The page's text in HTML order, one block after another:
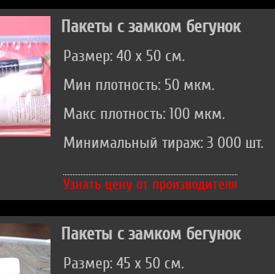
Пакеты с замком бегунок
Размер: 40 х 50 см.
Мин плотность: 50 мкм.
Макс плотность: 100 мкм.
Минимальный тираж: 3 000 шт.
Узнать цену от производителя
Пакеты с замком бегунок
Размер: 45 х 50 см.